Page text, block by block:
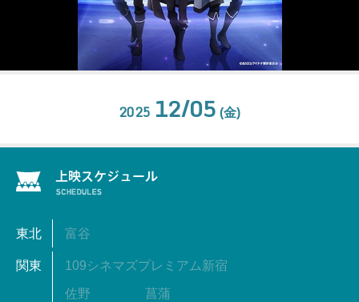
2025 12/05 (金)
東北 富谷
関東 109シネマズプレミアム新宿
佐野 菖蒲